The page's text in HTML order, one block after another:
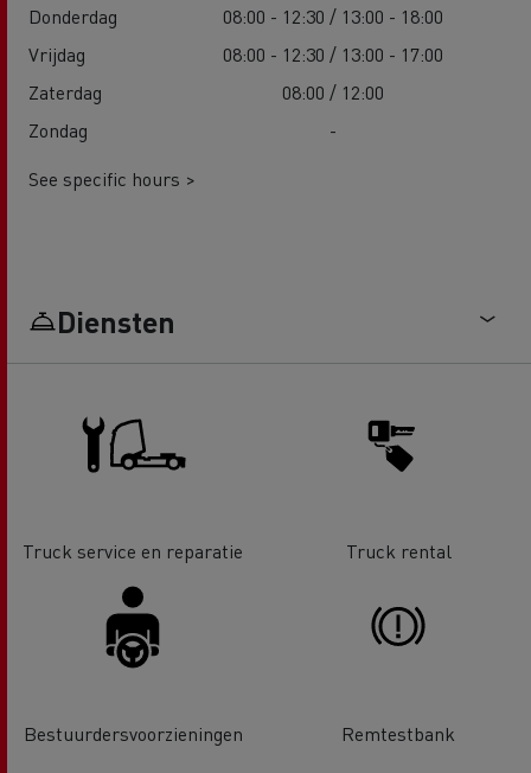
Donderdag
08:00 - 12:30 / 13:00 - 18:00
Vrijdag
08:00 - 12:30 / 13:00 - 17:00
Zaterdag
08:00 / 12:00
Zondag
-
See specific hours >
Diensten
Truck service en reparatie Truck rental
Bestuurdersvoorzieningen Remtestbank